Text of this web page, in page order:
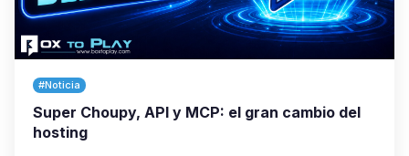
#Noticia
Super Choupy, API y MCP: el gran cambio del
hosting